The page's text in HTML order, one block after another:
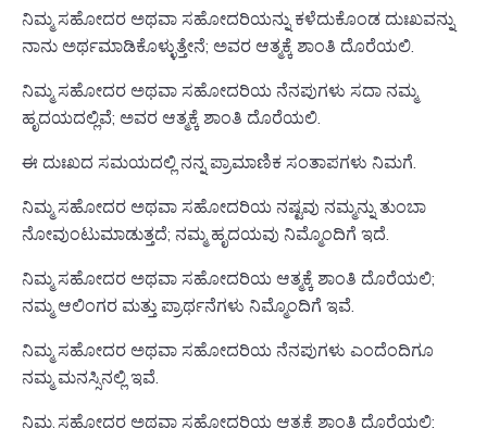
ನಿಮ್ಮ ಸಹೋದರ ಅಥವಾ ಸಹೋದರಿಯನ್ನು ಕಳೆದುಕೊಂಡ ದುಃಖವನ್ನು
ನಾನು ಅರ್ಥಮಾಡಿಕೊಳ್ಳುತ್ತೇನೆ; ಅವರ ಆತ್ಮಕ್ಕೆ ಶಾಂತಿ ದೊರೆಯಲಿ.
ನಿಮ್ಮ ಸಹೋದರ ಅಥವಾ ಸಹೋದರಿಯ ನೆನಪುಗಳು ಸದಾ ನಮ್ಮ
ಹೃದಯದಲ್ಲಿವೆ; ಅವರ ಆತ್ಮಕ್ಕೆ ಶಾಂತಿ ದೊರೆಯಲಿ.
ಈ ದುಃಖದ ಸಮಯದಲ್ಲಿ ನನ್ನ ಪ್ರಾಮಾಣಿಕ ಸಂತಾಪಗಳು ನಿಮಗೆ.
ನಿಮ್ಮ ಸಹೋದರ ಅಥವಾ ಸಹೋದರಿಯ ನಷ್ಟವು ನಮ್ಮನ್ನು ತುಂಬಾ
ನೋವುಂಟುಮಾಡುತ್ತದೆ; ನಮ್ಮ ಹೃದಯವು ನಿಮ್ಮೊಂದಿಗೆ ಇದೆ.
ನಿಮ್ಮ ಸಹೋದರ ಅಥವಾ ಸಹೋದರಿಯ ಆತ್ಮಕ್ಕೆ ಶಾಂತಿ ದೊರೆಯಲಿ;
ನಮ್ಮ ಆಲಿಂಗರ ಮತ್ತು ಪ್ರಾರ್ಥನೆಗಳು ನಿಮ್ಮೊಂದಿಗೆ ಇವೆ.
ನಿಮ್ಮ ಸಹೋದರ ಅಥವಾ ಸಹೋದರಿಯ ನೆನಪುಗಳು ಎಂದೆಂದಿಗೂ
ನಮ್ಮ ಮನಸ್ಸಿನಲ್ಲಿ ಇವೆ.
ನಿಮ್ಮ ಸಹೋದರ ಅಥವಾ ಸಹೋದರಿಯ ಆತ್ಮಕ್ಕೆ ಶಾಂತಿ ದೊರೆಯಲಿ;